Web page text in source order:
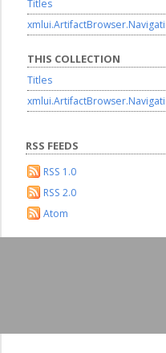
Titles
THIS COLLECTION
Titles
RSS FEEDS
RSS 1.0
RSS 2.0
Atom